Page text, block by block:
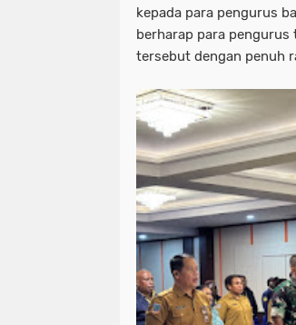
kepada para pengurus
berharap para pengurus
tersebut dengan penuh